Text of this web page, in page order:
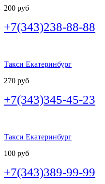
200 руб
+7(343)238-88-88
Такси Екатеринбург
270 руб
+7(343)345-45-23
Такси Екатеринбург
100 руб
+7(343)389-99-99